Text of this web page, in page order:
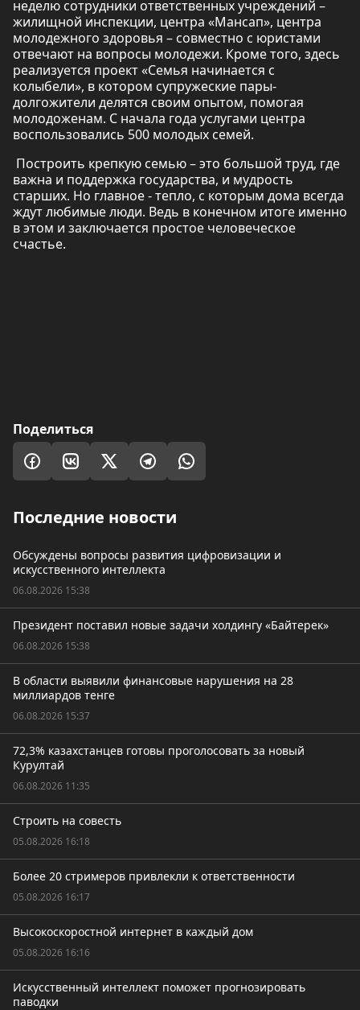
неделю сотрудники ответственных учреждений –
жилищной инспекции, центра «Мансап», центра
молодежного здоровья – совместно с юристами
отвечают на вопросы молодежи. Кроме того, здесь
реализуется проект «Семья начинается с
колыбели», в котором супружеские пары-
долгожители делятся своим опытом, помогая
молодоженам. С начала года услугами центра
воспользовались 500 молодых семей.
Построить крепкую семью – это большой труд, где
важна и поддержка государства, и мудрость
старших. Но главное - тепло, с которым дома всегда
ждут любимые люди. Ведь в конечном итоге именно
в этом и заключается простое человеческое
счастье.
Поделиться
Последние новости
Обсуждены вопросы развития цифровизации и
искусственного интеллекта
06.08.2026 15:38
Президент поставил новые задачи холдингу «Байтерек»
06.08.2026 15:38
В области выявили финансовые нарушения на 28
миллиардов тенге
06.08.2026 15:37
72,3% казахстанцев готовы проголосовать за новый
Курултай
06.08.2026 11:35
Строить на совесть
05.08.2026 16:18
Более 20 стримеров привлекли к ответственности
05.08.2026 16:17
Высокоскоростной интернет в каждый дом
05.08.2026 16:16
Искусственный интеллект поможет прогнозировать
паводки